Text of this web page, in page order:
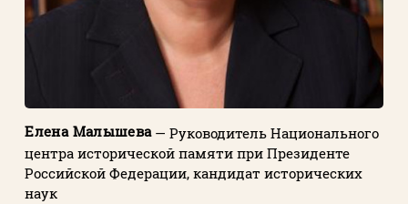
Елена Малышева— Руководитель Национального
центра исторической памяти при Президенте
Российской Федерации, кандидат исторических
наук